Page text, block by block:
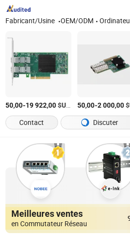
Fabricant/Usine OEM/ODM Ordinateur, Microprocesseur,
50,00-19 922,00$US /Pièce
50,00-2 000,00
Contact
Discuter
Meilleures ventes
en Commutateur Réseau